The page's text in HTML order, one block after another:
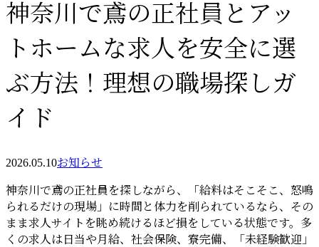
神奈川で鳶の正社員とアッ
トホームな求人を安全に選
ぶ方法！理想の職場探しガ
イド
2026.05.10お知らせ
神奈川で鳶の正社員を探しながら、「給料はそこそこ、怒鳴
られるだけの現場」に時間と体力を削られているなら、その
まま求人サイトを眺め続けるほど損をしている状態です。多
くの求人は日当や月給、社会保険、寮完備、「未経験歓迎」